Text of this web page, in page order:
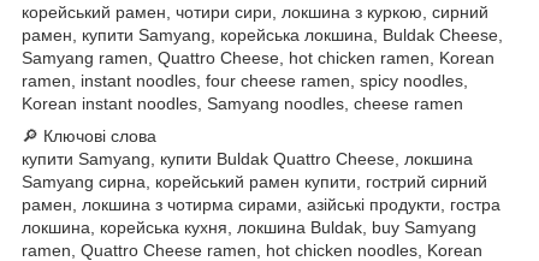
корейський рамен, чотири сири, локшина з куркою, сирний
рамен, купити Samyang, корейська локшина, Buldak Cheese,
Samyang ramen, Quattro Cheese, hot chicken ramen, Korean
ramen, instant noodles, four cheese ramen, spicy noodles,
Korean instant noodles, Samyang noodles, cheese ramen
🔎 Ключові слова
купити Samyang, купити Buldak Quattro Cheese, локшина
Samyang сирна, корейський рамен купити, гострий сирний
рамен, локшина з чотирма сирами, азійські продукти, гостра
локшина, корейська кухня, локшина Buldak, buy Samyang
ramen, Quattro Cheese ramen, hot chicken noodles, Korean